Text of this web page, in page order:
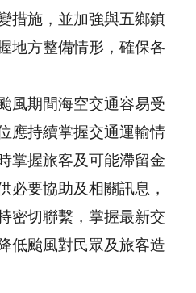
措施，並加強與五鄉鎮
地方整備情形，確保各
風期間海空交通容易受
應持續掌握交通運輸情
掌握旅客及可能滯留金
必要協助及相關訊息，
密切聯繫，掌握最新交
低颱風對民眾及旅客造